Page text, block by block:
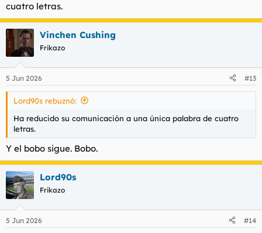
cuatro letras.
Vinchen Cushing
Frikazo
5 Jun 2026 #13
Lord90s rebuznó:
Ha reducido su comunicación a una única palabra de cuatro
letras.
Y el bobo sigue. Bobo.
Lord90s
Frikazo
5 Jun 2026 #14